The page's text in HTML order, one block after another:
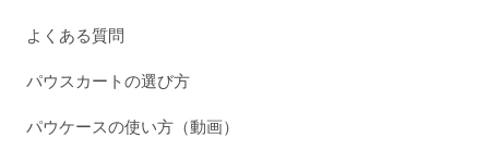
よくある質問
パウスカートの選び方
パウケースの使い方（動画）